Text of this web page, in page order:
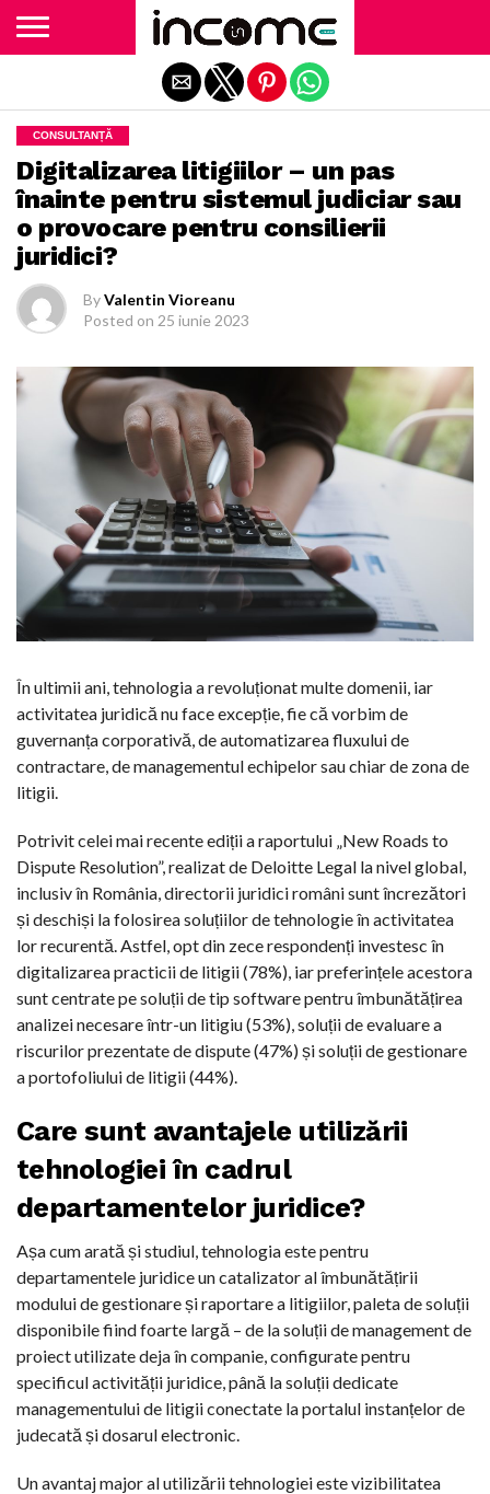
CONSULTANȚĂ
Digitalizarea litigiilor – un pas
înainte pentru sistemul judiciar sau
o provocare pentru consilierii
juridici?
ByValentin Vioreanu
Posted on 25 iunie 2023
În ultimii ani, tehnologia a revoluționat multe domenii, iar
activitatea juridică nu face excepție, fie că vorbim de
guvernanța corporativă, de automatizarea fluxului de
contractare, de managementul echipelor sau chiar de zona de
litigii.
Potrivit celei mai recente ediții a raportului „New Roads to
Dispute Resolution”, realizat de Deloitte Legal la nivel global,
inclusiv în România, directorii juridici români sunt încrezători
și deschiși la folosirea soluțiilor de tehnologie în activitatea
lor recurentă. Astfel, opt din zece respondenți investesc în
digitalizarea practicii de litigii (78%), iar preferințele acestora
sunt centrate pe soluții de tip software pentru îmbunătățirea
analizei necesare într-un litigiu (53%), soluții de evaluare a
riscurilor prezentate de dispute (47%) și soluții de gestionare
a portofoliului de litigii (44%).
Care sunt avantajele utilizării
tehnologiei în cadrul
departamentelor juridice?
Așa cum arată și studiul, tehnologia este pentru
departamentele juridice un catalizator al îmbunătățirii
modului de gestionare și raportare a litigiilor, paleta de soluții
disponibile fiind foarte largă – de la soluții de management de
proiect utilizate deja în companie, configurate pentru
specificul activității juridice, până la soluții dedicate
managementului de litigii conectate la portalul instanțelor de
judecată și dosarul electronic.
Un avantaj major al utilizării tehnologiei este vizibilitatea
Exit mobile version